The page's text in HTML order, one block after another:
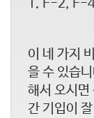
1. F-2, F-
이 네 가지
을 수 있습
해서 오시면
간 기입이